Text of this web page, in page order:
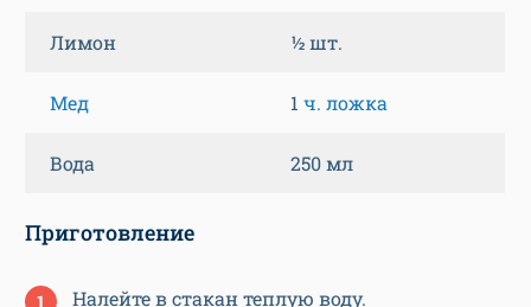
Лимон ½ шт.
Мед 1 ч. ложка
Вода 250 мл
Приготовление
Налейте в стакан теплую воду.